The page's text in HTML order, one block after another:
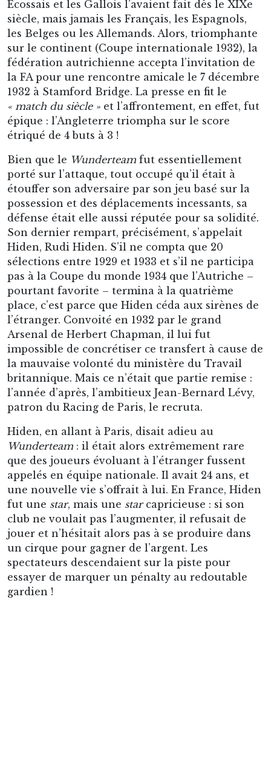
Ecossais et les Gallois l’avaient fait dès le XIXe
siècle, mais jamais les Français, les Espagnols,
les Belges ou les Allemands. Alors, triomphante
sur le continent (Coupe internationale 1932), la
fédération autrichienne accepta l’invitation de
la FA pour une rencontre amicale le 7 décembre
1932 à Stamford Bridge. La presse en fit le
« match du siècle » et l’affrontement, en effet, fut
épique : l’Angleterre triompha sur le score
étriqué de 4 buts à 3 !
Bien que le Wunderteam fut essentiellement
porté sur l’attaque, tout occupé qu’il était à
étouffer son adversaire par son jeu basé sur la
possession et des déplacements incessants, sa
défense était elle aussi réputée pour sa solidité.
Son dernier rempart, précisément, s’appelait
Hiden, Rudi Hiden. S’il ne compta que 20
sélections entre 1929 et 1933 et s’il ne participa
pas à la Coupe du monde 1934 que l’Autriche –
pourtant favorite – termina à la quatrième
place, c’est parce que Hiden céda aux sirènes de
l’étranger. Convoité en 1932 par le grand
Arsenal de Herbert Chapman, il lui fut
impossible de concrétiser ce transfert à cause de
la mauvaise volonté du ministère du Travail
britannique. Mais ce n’était que partie remise :
l’année d’après, l’ambitieux Jean-Bernard Lévy,
patron du Racing de Paris, le recruta.
Hiden, en allant à Paris, disait adieu au
Wunderteam : il était alors extrêmement rare
que des joueurs évoluant à l’étranger fussent
appelés en équipe nationale. Il avait 24 ans, et
une nouvelle vie s’offrait à lui. En France, Hiden
fut une star, mais une star capricieuse : si son
club ne voulait pas l’augmenter, il refusait de
jouer et n’hésitait alors pas à se produire dans
un cirque pour gagner de l’argent. Les
spectateurs descendaient sur la piste pour
essayer de marquer un pénalty au redoutable
gardien !